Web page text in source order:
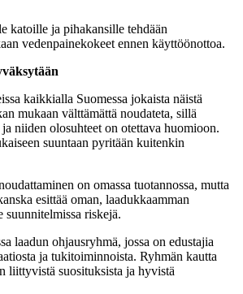
katoille ja pihakansille tehdään
vedenpainekokeet ennen käyttöönottoa.
kaikkialla Suomessa jokaista näistä
mukaan välttämättä noudateta, sillä
niiden olosuhteet on otettava huomioon.
suuntaan pyritään kuitenkin
on omassa tuotannossa, mutta
esittää oman, laadukkaamman
suunnitelmissa riskejä.
laadun ohjausryhmä, jossa on edustajia
ja tukitoiminnoista. Ryhmän kautta
liittyvistä suosituksista ja hyvistä